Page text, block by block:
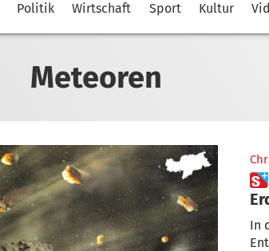
Politik Wirtschaft Sport Kultur
Meteoren
 Meteoren-Einschläge auf der
In